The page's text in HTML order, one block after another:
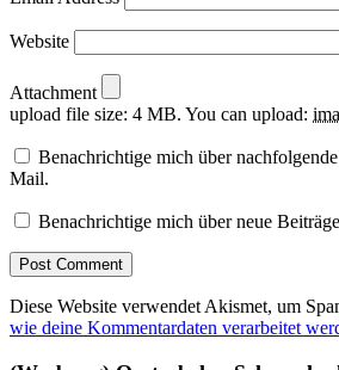
Website
Attachment
upload file size: 4 MB. You can upload:
Benachrichtige mich über
Mail.
Benachrichtige mich über neue
Diese Website verwendet Akismet, um
wie deine Kommentardaten verarbeitet